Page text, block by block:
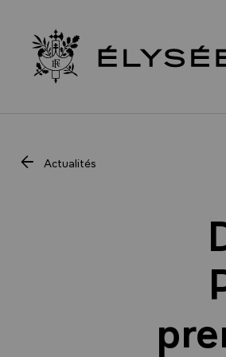
Retour à l’accueil Élysée
Actualités